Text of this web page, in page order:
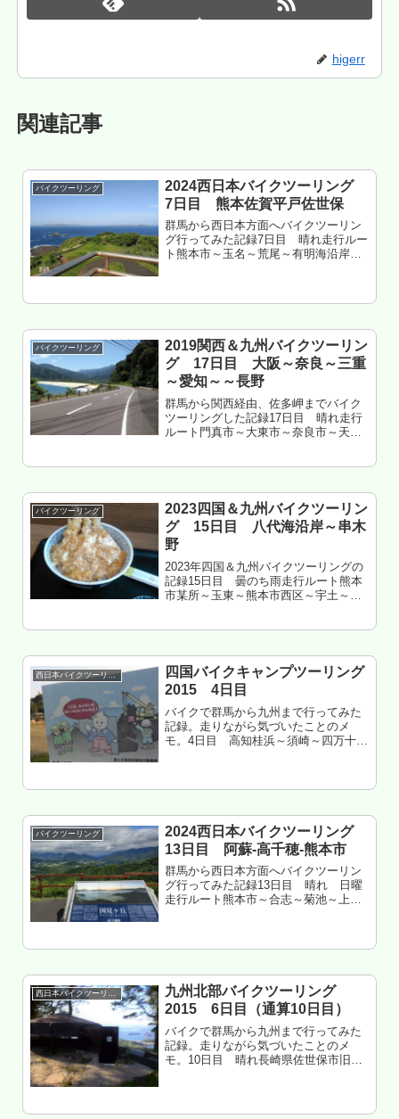
higerr
関連記事
バイクツーリング
2024西日本バイクツーリング
7日目 熊本佐賀平戸佐世保
群馬から西日本方面へバイクツーリン
グ行ってみた記録7日目 晴れ走行ルー
ト熊本市～玉名～荒尾～有明海沿岸道
バイクツーリング
2019関西＆九州バイクツーリン
グ 17日目 大阪～奈良～三重
～愛知～～長野
群馬から関西経由、佐多岬までバイク
ツーリングした記録17日目 晴れ走行
ルート門真市～大東市～奈良市～天理
バイクツーリング
2023四国＆九州バイクツーリン
グ 15日目 八代海沿岸～串木
野
2023年四国＆九州バイクツーリングの
記録15日目 曇のち雨走行ルート熊本
市某所～玉東～熊本市西区～宇土～宇
西日本バイクツーリング
四国バイクキャンプツーリング
2015 4日目
バイクで群馬から九州まで行ってみた
記録。走りながら気づいたことのメ
モ。4日目 高知桂浜～須崎～四万十～
バイクツーリング
2024西日本バイクツーリング
13日目 阿蘇-高千穂-熊本市
群馬から西日本方面へバイクツーリン
グ行ってみた記録13日目 晴れ 日曜
走行ルート熊本市～合志～菊池～上津
西日本バイクツーリング
九州北部バイクツーリング
2015 6日目（通算10日目）
バイクで群馬から九州まで行ってみた
記録。走りながら気づいたことのメ
モ。10日目 晴れ長崎県佐世保市旧日